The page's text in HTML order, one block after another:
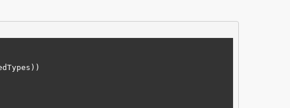
))